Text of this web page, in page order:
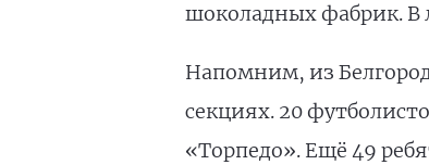
шоколадных фабрик. В
Напомним, из
секциях. 20
«Торпедо». Ещё 49